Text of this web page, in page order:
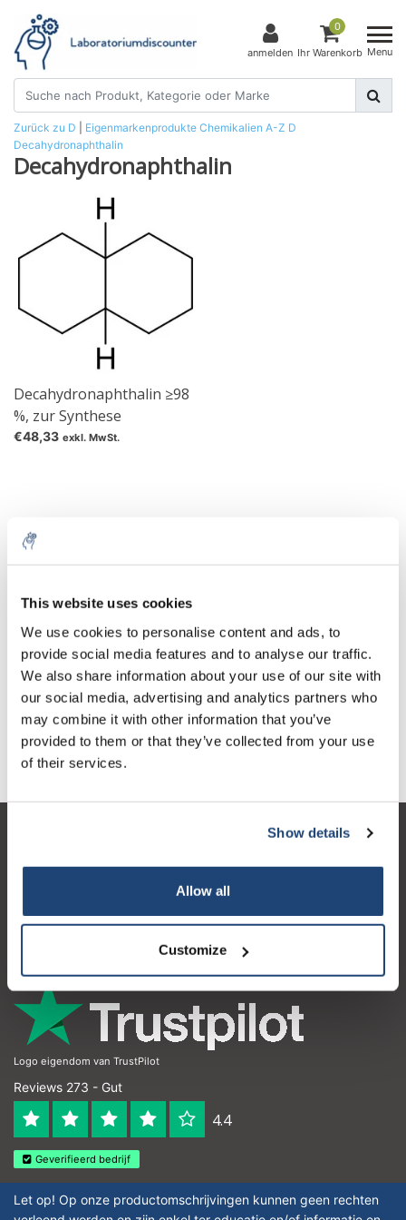
This website uses cookies
We use cookies to personalise content and ads, to
provide social media features and to analyse our traffic.
We also share information about your use of our site with
our social media, advertising and analytics partners who
may combine it with other information that you’ve
provided to them or that they’ve collected from your use
of their services.
Show details
Allow all
Customize
anmelden
0
Ihr Warenkorb Menu
Zurück zu D Eigenmarkenprodukte Chemikalien A-Z D
Decahydronaphthalin
Decahydronaphthalin
Decahydronaphthalin ≥98
%, zur Synthese
€48,33 exkl. MwSt.
Decalin
Bicyclo[4.4.0]decan
Lösungsmittel (z. B. in Schuhcreme) verwendet. Je nach der
isomere Decaline, dascis-Decalin (Wasserstoffatome an den
Brückenkopf-Kohlenstoffatomen stehen ciszueinander) und das
trans -Decalin. Decalin ist ein bicyclisches Alkan und zählt zur
übergeordneten Gruppe der Kohlenwasserstoffe.
Das technische Produkt ist üblicherweise ein Gemisch der
Isomere.
Kontakt
Logo eigendom van TrustPilot
Reviews 273 - Gut
4.4
Geverifieerd bedrijf
Let op! Op onze productomschrijvingen kunnen geen rechten